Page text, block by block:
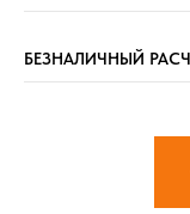
БЕЗНАЛИЧНЫЙ